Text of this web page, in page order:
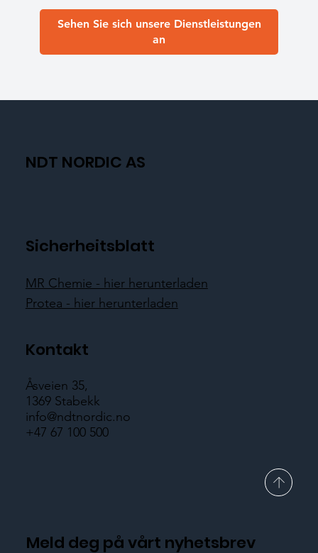
Sehen Sie sich unsere Dienstleistungen
an
NDT NORDIC AS
Sicherheitsblatt
MR Chemie - hier herunterladen
Protea - hier herunterladen
Kontakt
Åsveien 35,
1369 Stabekk
info@ndtnordic.no
+47 67 100 500
Meld deg på vårt nyhetsbrev